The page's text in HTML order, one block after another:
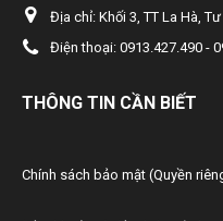
38/2020/TT-BTC
Bãi bỏ một số văn bản quy
nhà nước
Địa chỉ: Khối 3, TT La Hà,
Điện thoại: 0913.427.490 -
THÔNG TIN CẦN BIẾT
Chính sách bảo mật (Quyền